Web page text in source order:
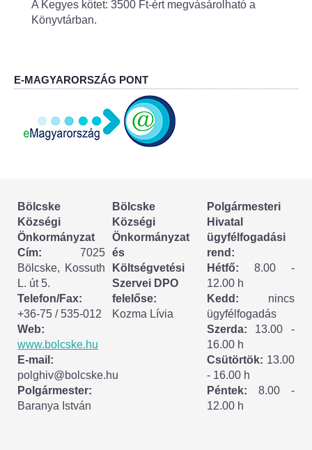
IKSZT - Integrált Közösségi és Szolgáltató Tér
Könyvtár
Rákóczi Mozi
ESEMÉNYEK
TESTVÉRTELEPÜLÉSÜNK:
CSÍKSZÉPVÍZ
VÁLASZTÁSI INFORMÁCIÓK
Választási szervek
Választási ügyintézés
2024. évi általános választások
A Kegyes kötet: 3500 Ft-ért megvásárolható a
Könyvtárban.
E-MAGYARORSZÁG PONT
Bölcske
Községi
Önkormányzat
Cím: 7025
Bölcske, Kossuth
L. út 5.
Telefon/Fax:
+36-75 / 535-012
Web:
www.bolcske.hu
E-mail:
polghiv@bolcske.hu
Polgármester:
Baranya István
Bölcske
Községi
Önkormányzat
és
Költségvetési
Szervei DPO
felelőse:
Kozma Lívia
Polgármesteri
Hivatal
ügyfélfogadási
rend:
Hétfő: 8.00 -
12.00 h
Kedd: nincs
ügyfélfogadás
Szerda: 13.00 -
16.00 h
Csütörtök: 13.00
- 16.00 h
Péntek: 8.00 -
12.00 h